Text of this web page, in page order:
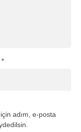
*
adım, e-posta